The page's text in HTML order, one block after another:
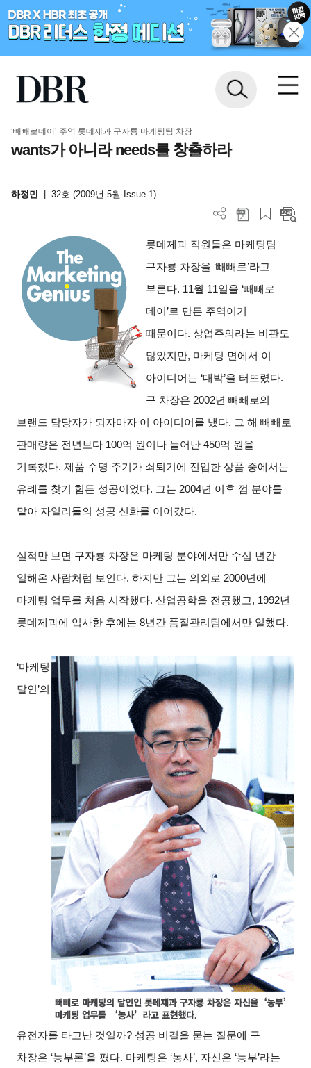
‘빼빼로데이’ 주역 롯데제과 구자룡 마케팅팀 차장
wants가 아니라 needs를 창출하라
하정민 32호 (2009년 5월 Issue 1)
롯데제과 직원들은 마케팅팀
구자룡 차장을 ‘빼빼로’라고
부른다. 11월 11일을 ‘빼빼로
데이’로 만든 주역이기
때문이다. 상업주의라는 비판도
많았지만, 마케팅 면에서 이
아이디어는 ‘대박’을 터뜨렸다.
구 차장은 2002년 빼빼로의
브랜드 담당자가 되자마자 이 아이디어를 냈다. 그 해 빼빼로
판매량은 전년보다 100억 원이나 늘어난 450억 원을
기록했다. 제품 수명 주기가 쇠퇴기에 진입한 상품 중에서는
유례를 찾기 힘든 성공이었다. 그는 2004년 이후 껌 분야를
맡아 자일리톨의 성공 신화를 이어갔다.
실적만 보면 구자룡 차장은 마케팅 분야에서만 수십 년간
일해온 사람처럼 보인다. 하지만 그는 의외로 2000년에
마케팅 업무를 처음 시작했다. 산업공학을 전공했고, 1992년
롯데제과에 입사한 후에는 8년간 품질관리팀에서만 일했다.
‘마케팅
달인’의
유전자를 타고난 것일까? 성공 비결을 묻는 질문에 구
차장은 ‘농부론’을 폈다. 마케팅은 ‘농사’, 자신은 ‘농부’라는